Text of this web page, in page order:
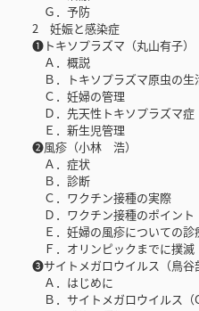
Ｇ．予防
2 妊娠と感染症
❶トキソプラズマ（丸山有子）
Ａ．概説
Ｂ．トキソプラズマ原虫の生
Ｃ．妊婦の管理
Ｄ．先天性トキソプラズマ症
Ｅ．新生児管理
❷風疹（小林 浩）
Ａ．症状
Ｂ．診断
Ｃ．ワクチン接種の実際
Ｄ．ワクチン接種のポイント
Ｅ．妊婦の風疹についての診
Ｆ．オリンピックまでに撲滅
❸サイトメガロウイルス（鳥谷
Ａ．はじめに
Ｂ．サイトメガロウイルス（